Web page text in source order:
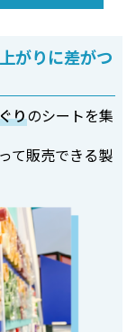
がりに差がつ
りのシートを集
て販売できる製